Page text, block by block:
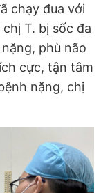
chạy đua với
T. bị sốc đa
phù não
cực, tận tâm
nặng, chị